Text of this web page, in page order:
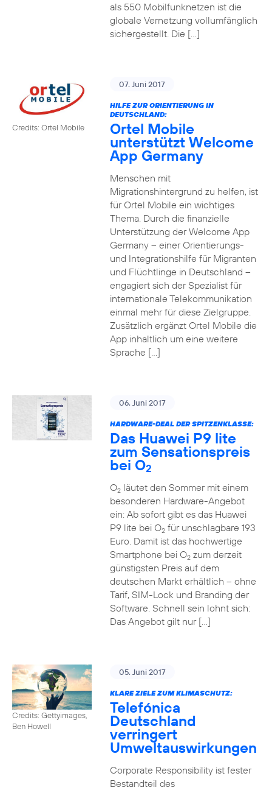
als 550 Mobilfunknetzen ist die
globale Vernetzung vollumfänglich
sichergestellt. Die […]
Credits: Ortel Mobile
07. Juni 2017
HILFE ZUR ORIENTIERUNG IN
DEUTSCHLAND:
Ortel Mobile
unterstützt Welcome
App Germany
Menschen mit
Migrationshintergrund zu helfen, ist
für Ortel Mobile ein wichtiges
Thema. Durch die finanzielle
Unterstützung der Welcome App
Germany – einer Orientierungs-
und Integrationshilfe für Migranten
und Flüchtlinge in Deutschland –
engagiert sich der Spezialist für
internationale Telekommunikation
einmal mehr für diese Zielgruppe.
Zusätzlich ergänzt Ortel Mobile die
App inhaltlich um eine weitere
Sprache […]
06. Juni 2017
HARDWARE-DEAL DER SPITZENKLASSE:
Das Huawei P9 lite
zum Sensationspreis
bei O2
O2läutet den Sommer mit einem
besonderen Hardware-Angebot
ein: Ab sofort gibt es das Huawei
P9 lite bei O2für unschlagbare 193
Euro. Damit ist das hochwertige
Smartphone bei O2zum derzeit
günstigsten Preis auf dem
deutschen Markt erhältlich – ohne
Tarif, SIM-Lock und Branding der
Software. Schnell sein lohnt sich:
Das Angebot gilt nur […]
Credits: Gettyimages,
Ben Howell
05. Juni 2017
KLARE ZIELE ZUM KLIMASCHUTZ:
Telefónica
Deutschland
verringert
Umweltauswirkungen
Corporate Responsibility ist fester
Bestandteil des